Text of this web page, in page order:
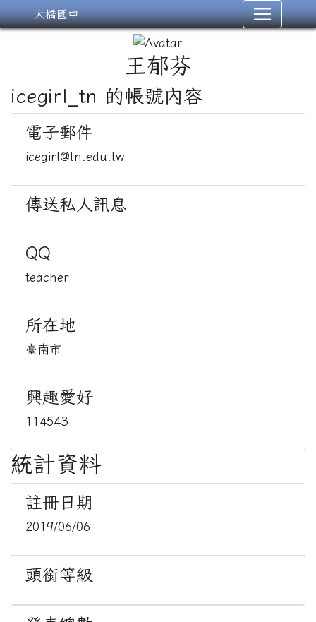
大橋國中
王郁芬
icegirl_tn 的帳號內容
電子郵件
icegirl@tn.edu.tw
傳送私人訊息
QQ
teacher
所在地
臺南市
興趣愛好
114543
統計資料
註冊日期
2019/06/06
頭銜等級